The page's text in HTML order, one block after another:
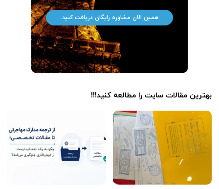
همین الان مشاوره رایگان دریافت کنید.
بهترین مقالات سایت را مطالعه کنید!!!